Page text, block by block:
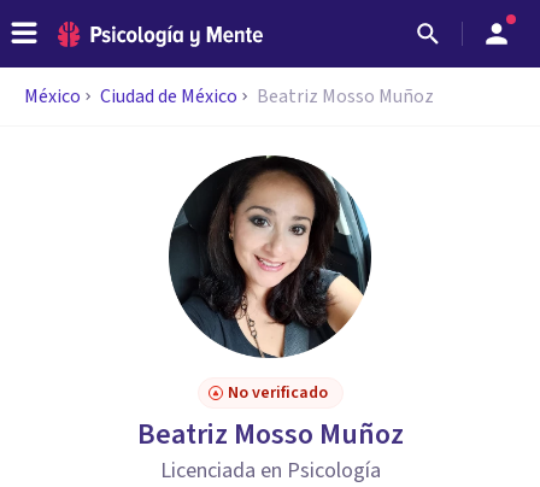
México Ciudad de México Beatriz Mosso Muñoz
No verificado
Beatriz Mosso Muñoz
Licenciada en Psicología